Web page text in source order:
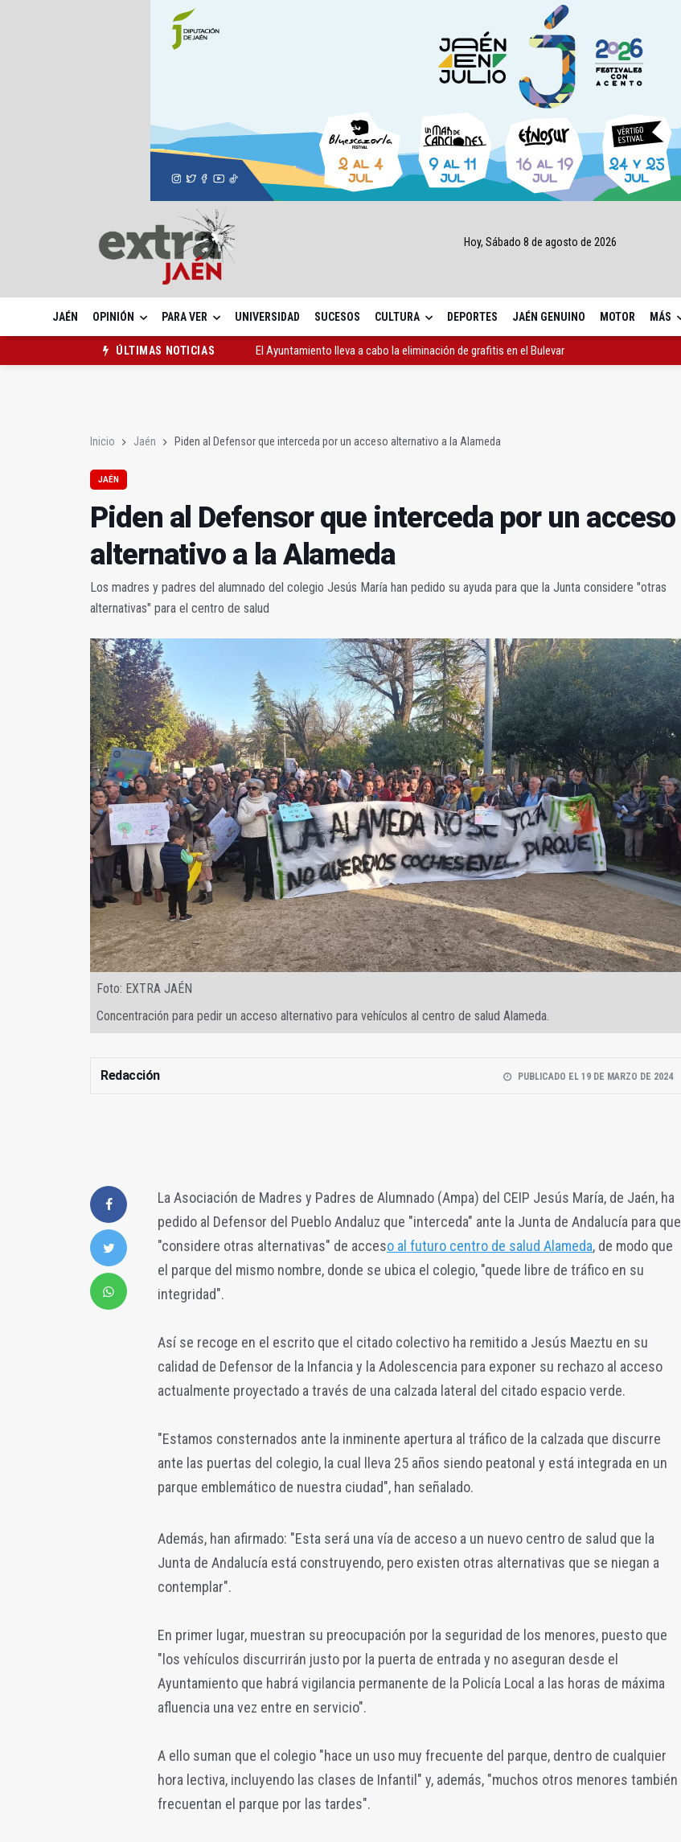
Hoy, Sábado 8 de agosto de 2026
JAÉN OPINIÓN PARA VER UNIVERSIDAD SUCESOS CULTURA DEPORTES JAÉN GENUINO MOTOR MÁS
ÚLTIMAS NOTICIAS
El Ayuntamiento lleva a cabo la eliminación de grafitis en el Bulevar
Inicio Jaén Piden al Defensor que interceda por un acceso alternativo a la Alameda
JAÉN
Piden al Defensor que interceda por un acceso
alternativo a la Alameda
Los madres y padres del alumnado del colegio Jesús María han pedido su ayuda para que la Junta considere "otras
alternativas" para el centro de salud
Foto: EXTRA JAÉN
Concentración para pedir un acceso alternativo para vehículos al centro de salud Alameda.
Redacción PUBLICADO EL 19 DE MARZO DE 2024
La Asociación de Madres y Padres de Alumnado (Ampa) del CEIP Jesús María, de Jaén, ha
pedido al Defensor del Pueblo Andaluz que "interceda" ante la Junta de Andalucía para que
"considere otras alternativas" de acceso al futuro centro de salud Alameda, de modo que
el parque del mismo nombre, donde se ubica el colegio, "quede libre de tráfico en su
integridad".
Así se recoge en el escrito que el citado colectivo ha remitido a Jesús Maeztu en su
calidad de Defensor de la Infancia y la Adolescencia para exponer su rechazo al acceso
actualmente proyectado a través de una calzada lateral del citado espacio verde.
"Estamos consternados ante la inminente apertura al tráfico de la calzada que discurre
ante las puertas del colegio, la cual lleva 25 años siendo peatonal y está integrada en un
parque emblemático de nuestra ciudad", han señalado.
Además, han afirmado: "Esta será una vía de acceso a un nuevo centro de salud que la
Junta de Andalucía está construyendo, pero existen otras alternativas que se niegan a
contemplar".
En primer lugar, muestran su preocupación por la seguridad de los menores, puesto que
"los vehículos discurrirán justo por la puerta de entrada y no aseguran desde el
Ayuntamiento que habrá vigilancia permanente de la Policía Local a las horas de máxima
afluencia una vez entre en servicio".
A ello suman que el colegio "hace un uso muy frecuente del parque, dentro de cualquier
hora lectiva, incluyendo las clases de Infantil" y, además, "muchos otros menores también
frecuentan el parque por las tardes".